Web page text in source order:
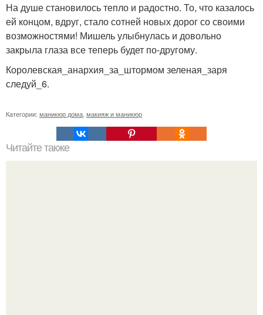
На душе становилось тепло и радостно. То, что казалось
ей концом, вдруг, стало сотней новых дорог со своими
возможностями! Мишель улыбнулась и довольно
закрыла глаза все теперь будет по-другому.
Королевская_анархия_за_штормом зеленая_заря
следуй_6.
Категории: маникюр дома макияж и маникюр
Читайте также